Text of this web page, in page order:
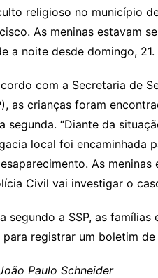
religioso no município
As meninas estavam
a noite desde domingo, 21.
com a Secretaria de
as crianças foram
segunda. “Diante da
local foi encaminhada
As
Civil vai investigar o
segundo a SSP, as
para registrar um boletim
Paulo Schneider